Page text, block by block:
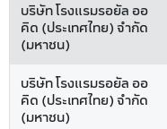
บริษัท โรงแรมรอยัล ออ
คิด (ประเทศไทย) จำกัด
(มหาชน)
บริษัท โรงแรมรอยัล ออ
คิด (ประเทศไทย) จำกัด
(มหาชน)